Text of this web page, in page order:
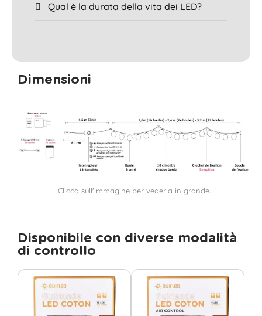
Qual è la durata della vita dei LED?
Dimensioni
Clicca sull'immagine per vederla in grande.
Disponibile con diverse modalità
di controllo